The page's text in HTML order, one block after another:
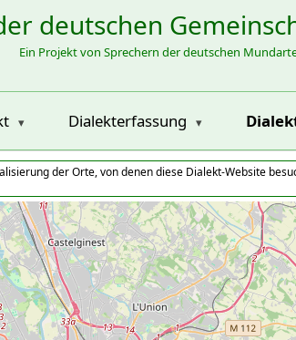
deutschen
Ein Projekt von Sprechern der deutschen
Dialekterfassung
der Orte, von denen diese Dialekt-Website